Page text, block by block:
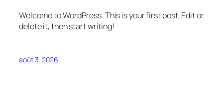
Welcome to WordPress. This is your first post. Edit or
delete it, then start writing!
août 3, 2026